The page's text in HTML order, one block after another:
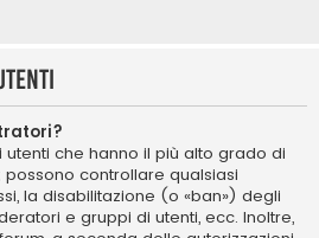
utenti che hanno il più alto grado di
possono controllare qualsiasi
la disabilitazione (o «ban») degli
e gruppi di utenti, ecc. Inoltre,